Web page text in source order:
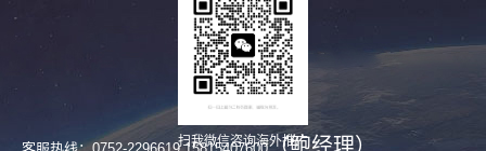
扫我微信咨询海外推广（鲍经理）